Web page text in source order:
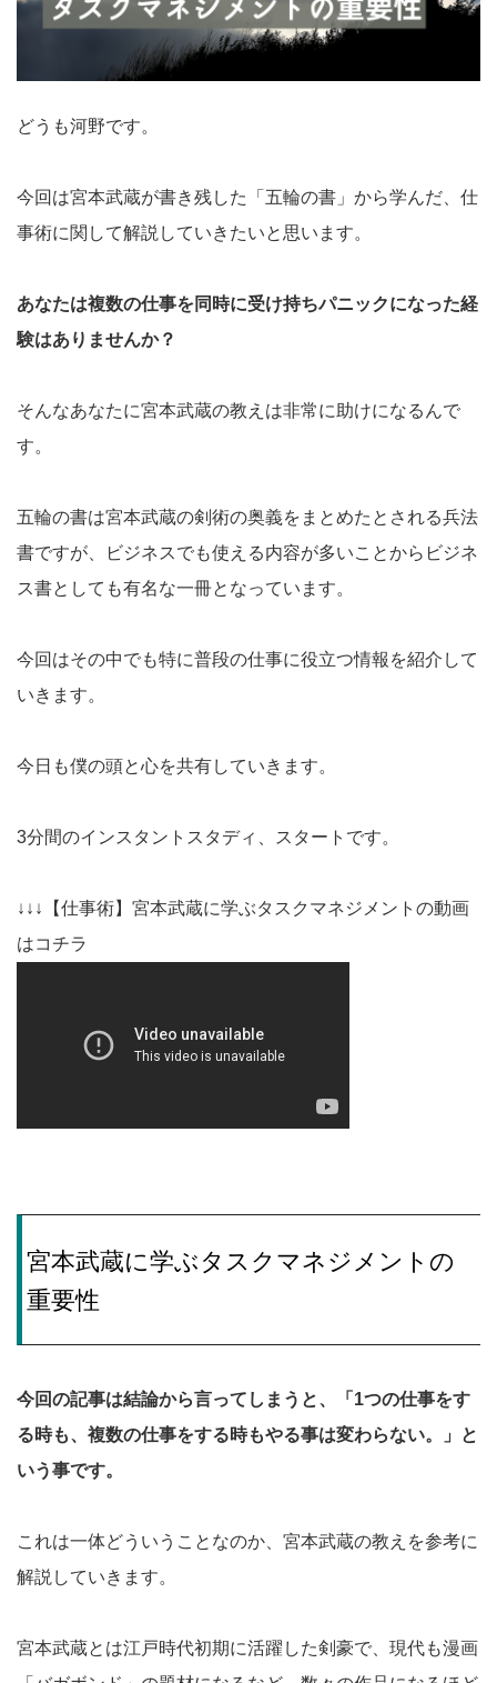
どうも河野です。
今回は宮本武蔵が書き残した「五輪の書」から学んだ、仕
事術に関して解説していきたいと思います。
あなたは複数の仕事を同時に受け持ちパニックになった経
験はありませんか？
そんなあなたに宮本武蔵の教えは非常に助けになるんで
す。
五輪の書は宮本武蔵の剣術の奥義をまとめたとされる兵法
書ですが、ビジネスでも使える内容が多いことからビジネ
ス書としても有名な一冊となっています。
今回はその中でも特に普段の仕事に役立つ情報を紹介して
いきます。
今日も僕の頭と心を共有していきます。
3分間のインスタントスタディ、スタートです。
↓↓↓【仕事術】宮本武蔵に学ぶタスクマネジメントの動画
はコチラ
宮本武蔵に学ぶタスクマネジメントの
重要性
今回の記事は結論から言ってしまうと、「1つの仕事をす
る時も、複数の仕事をする時もやる事は変わらない。」と
いう事です。
これは一体どういうことなのか、宮本武蔵の教えを参考に
解説していきます。
宮本武蔵とは江戸時代初期に活躍した剣豪で、現代も漫画